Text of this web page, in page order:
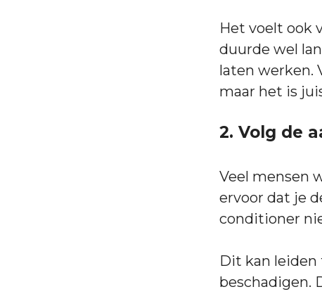
Het voelt ook
duurde wel
laten werken.
maar het is
2. Volg de
Veel mensen
ervoor dat je
conditioner
Dit kan leiden
beschadigen.